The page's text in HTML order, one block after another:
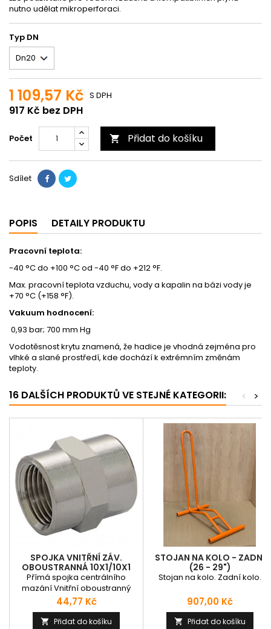
nutno udělat mikroperforaci.
Typ DN
1 109,57 Kč
917 Kč bez DPH
S DPH
Počet  Přidat do košíku
Sdílet
POPIS DETAILY PRODUKTU
Pracovní teplota:
-40 °C do +100 °C od -40 °F do +212 °F.
Max. pracovní teplota vzduchu, vody a kapalin na bázi vody je
+70 °C (+158 °F).
Vakuum hodnocení:
0,93 bar; 700 mm Hg
Vodotěsnost krytu znamená, že hadice je vhodná zejména pro
vlhké a slané prostředí, kde dochází k extrémním změnám
teploty.
16 DALŠÍCH PRODUKTŮ VE STEJNÉ KATEGORII: >
<
SPOJKA VNITŘNÍ ZÁV.
OBOUSTRANNÁ 10X1/10X1
Přímá spojka centrálního
mazání Vnitřní oboustranný
závit M10x1 Tlak: do 150 bar
Cena
44,77 Kč
 Přidat do košíku
STOJAN NA KOLO - ZADNÍ
(26 - 29")
Stojan na kolo. Zadní kolo.
Cena
907,00 Kč
 Přidat do košíku